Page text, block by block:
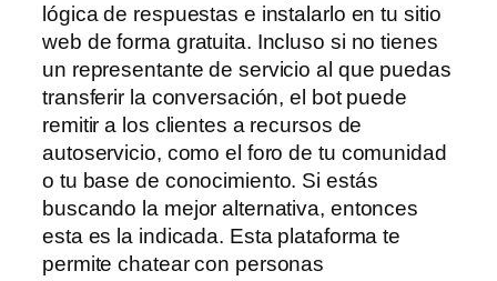
lógica de respuestas e instalarlo en tu sitio
web de forma gratuita. Incluso si no tienes
un representante de servicio al que puedas
transferir la conversación, el bot puede
remitir a los clientes a recursos de
autoservicio, como el foro de tu comunidad
o tu base de conocimiento. Si estás
buscando la mejor alternativa, entonces
esta es la indicada. Esta plataforma te
permite chatear con personas